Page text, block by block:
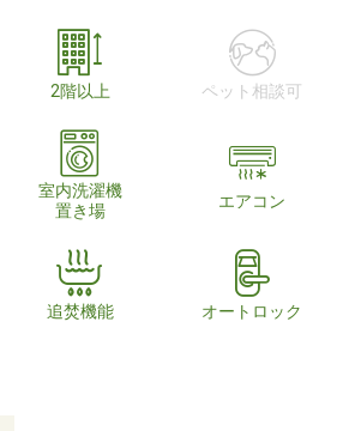
2階以上 ペット相談可
室内洗濯機
置き場
エアコン
追焚機能 オートロック